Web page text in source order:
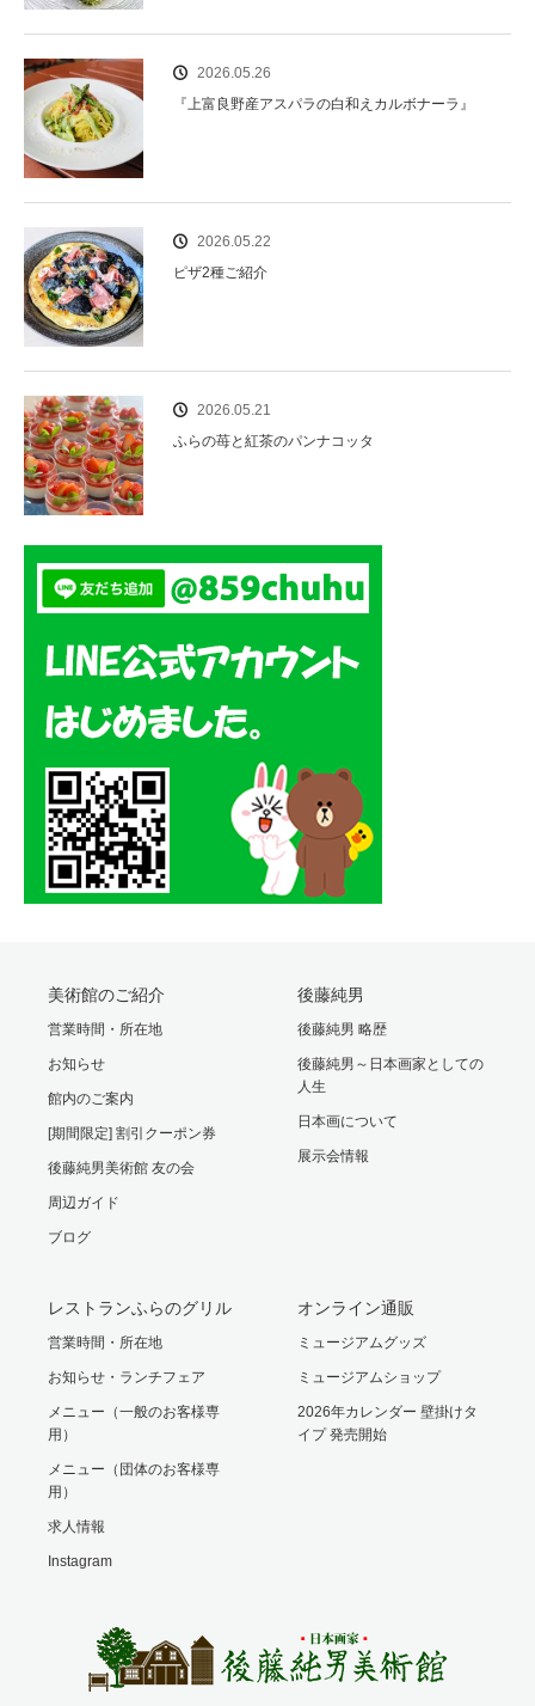
2026.05.26
『上富良野産アスパラの白和えカルボナーラ』
2026.05.22
ピザ2種ご紹介
2026.05.21
ふらの苺と紅茶のパンナコッタ
美術館のご紹介
営業時間・所在地
お知らせ
館内のご案内
[期間限定] 割引クーポン券
後藤純男美術館 友の会
周辺ガイド
ブログ
後藤純男
後藤純男 略歴
後藤純男～日本画家としての
人生
日本画について
展示会情報
レストランふらのグリル
営業時間・所在地
お知らせ・ランチフェア
メニュー（一般のお客様専
用）
メニュー（団体のお客様専
用）
求人情報
Instagram
オンライン通販
ミュージアムグッズ
ミュージアムショップ
2026年カレンダー 壁掛けタ
イプ 発売開始